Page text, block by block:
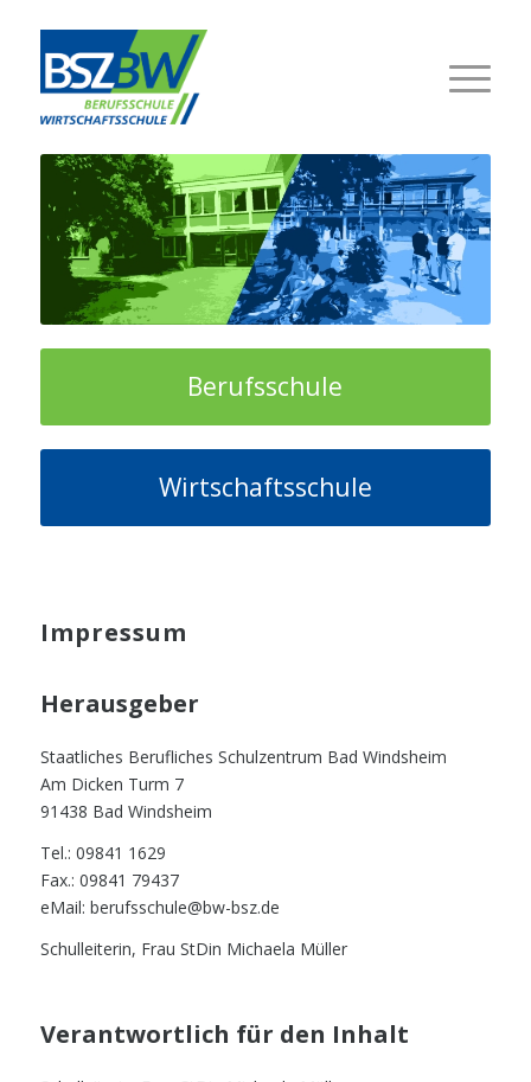
Berufsschule
Wirtschaftsschule
Impressum
Herausgeber
Staatliches Berufliches Schulzentrum Bad Windsheim
Am Dicken Turm 7
91438 Bad Windsheim
Tel.: 09841 1629
Fax.: 09841 79437
eMail: berufsschule@bw-bsz.de
Schulleiterin, Frau StDin Michaela Müller
Verantwortlich für den Inhalt